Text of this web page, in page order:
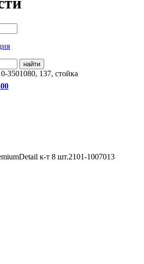
найти
3501080, 137, стойка
к-т 8 шт.2101-1007013